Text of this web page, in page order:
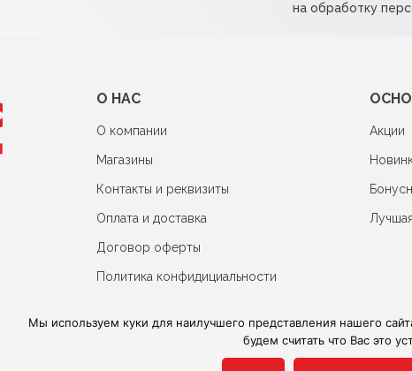
на обработку
О НАС
О компании
Магазины
Контакты и реквизиты
Оплата и доставка
Договор оферты
Политика конфидициальности
Акции
Мы используем куки для наилучшего представления нашего
будем считать что Вас это